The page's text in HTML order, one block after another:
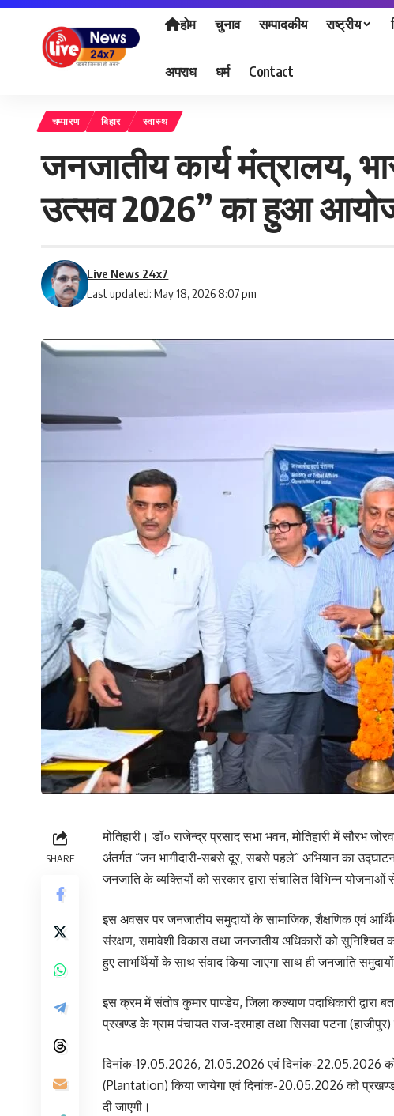
होम चुनाव सम्पादकीय राष्ट्रीय
अपराध धर्म Contact
चम्पारण बिहार स्वास्थ
जनजातीय कार्य मंत्रालय,
उत्सव 2026” का हुआ
Last updated: May 18, 2026 8:07 pm
Live News 24x7
SHARE
मोतिहारी। डॉ० राजेन्द्र प्रसाद सभा भवन, मोतिहारी में सौरभ
अंतर्गत “जन भागीदारी-सबसे दूर, सबसे पहले” अभियान का
जनजाति के व्यक्तियों को सरकार द्वारा संचालित विभिन्न योजनाओं
इस अवसर पर जनजातीय समुदायों के सामाजिक, शैक्षणिक एवं
संरक्षण, समावेशी विकास तथा जनजातीय अधिकारों को सुनिश्चित
हुए लाभर्थियों के साथ संवाद किया जाएगा साथ ही जनजाति
इस क्रम में संतोष कुमार पाण्डेय, जिला कल्याण पदाधिकारी द्वारा
प्रखण्ड के ग्राम पंचायत राज-दरमाहा तथा सिसवा पटना
दिनांक-19.05.2026, 21.05.2026 एवं दिनांक-22.05.2026
(Plantation) किया जायेगा एवं दिनांक-20.05.2026 को प्रखण्ड
दी जाएगी।